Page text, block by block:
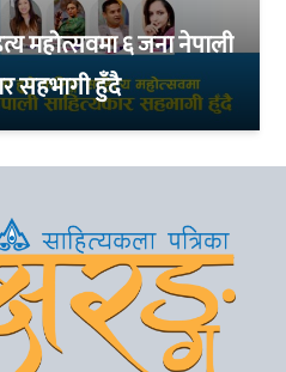
महोत्सवमा ६ जना नेपाली
सहभागी हुँदै